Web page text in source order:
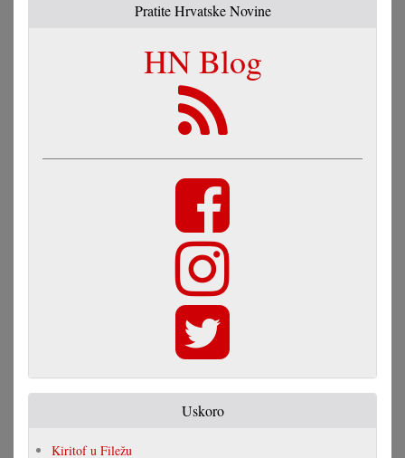
Pratite Hrvatske Novine
HN Blog
Uskoro
Kiritof u Filežu